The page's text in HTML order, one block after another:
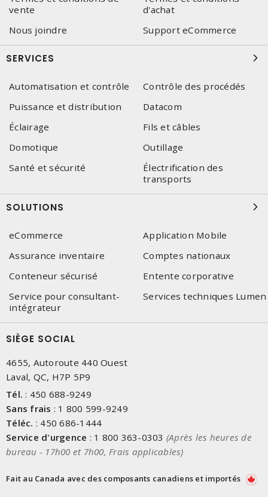
vente
d'achat
Nous joindre
Support eCommerce
SERVICES
Automatisation et contrôle
Contrôle des procédés
Puissance et distribution
Datacom
Éclairage
Fils et câbles
Domotique
Outillage
Santé et sécurité
Électrification des
transports
SOLUTIONS
eCommerce
Application Mobile
Assurance inventaire
Comptes nationaux
Conteneur sécurisé
Entente corporative
Service pour consultant-
intégrateur
Services techniques Lumen
SIÈGE SOCIAL
4655, Autoroute 440 Ouest
Laval, QC, H7P 5P9
Tél. : 450 688-9249
Sans frais : 1 800 599-9249
Téléc. : 450 686-1444
Service d'urgence : 1 800 363-0303 (Après les heures de
bureau - 17h00 et 7h00, Frais applicables)
Fait au Canada avec des composants canadiens et importés